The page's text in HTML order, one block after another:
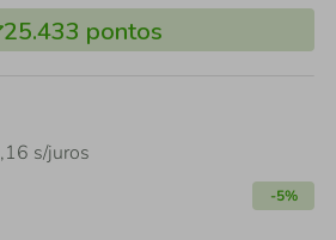
25.433 pontos
,16 s/juros
-5%